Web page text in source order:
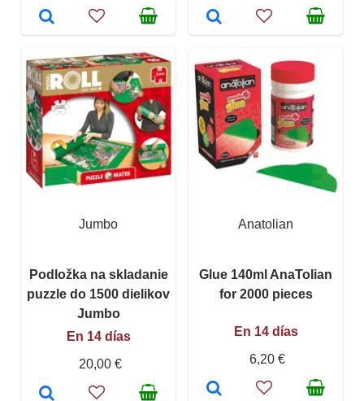
Jumbo
Podložka na skladanie
puzzle do 1500 dielikov
Jumbo
En 14 días
20,00 €
Anatolian
Glue 140ml AnaTolian
for 2000 pieces
En 14 días
6,20 €